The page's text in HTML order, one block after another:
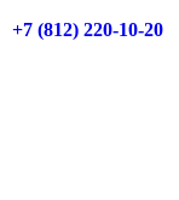
+7 (812) 220-10-20